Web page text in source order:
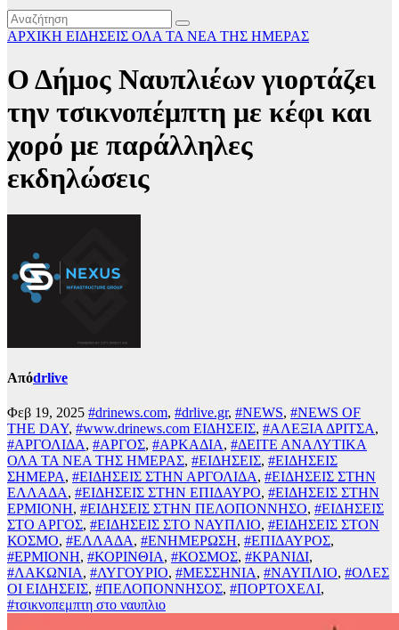
ΑΡΧΙΚΗ ΕΙΔΗΣΕΙΣ ΟΛΑ ΤΑ ΝΕΑ ΤΗΣ ΗΜΕΡΑΣ
Ο Δήμος Ναυπλιέων γιορτάζει
την τσικνοπέμπτη με κέφι και
χορό με παράλληλες
εκδηλώσεις
Απόdrlive
Φεβ 19, 2025 #drinews.com, #drlive.gr, #NEWS, #NEWS OF
THE DAY, #www.drinews.com ΕΙΔΗΣΕΙΣ, #ΑΛΕΞΙΑ ΔΡΙΤΣΑ,
#ΑΡΓΟΛΙΔΑ, #ΑΡΓΟΣ, #ΑΡΚΑΔΙΑ, #ΔΕΙΤΕ ΑΝΑΛΥΤΙΚΑ
ΟΛΑ ΤΑ ΝΕΑ ΤΗΣ ΗΜΕΡΑΣ, #ΕΙΔΗΣΕΙΣ, #ΕΙΔΗΣΕΙΣ
ΣΗΜΕΡΑ, #ΕΙΔΗΣΕΙΣ ΣΤΗΝ ΑΡΓΟΛΙΔΑ, #ΕΙΔΗΣΕΙΣ ΣΤΗΝ
ΕΛΛΑΔΑ, #ΕΙΔΗΣΕΙΣ ΣΤΗΝ ΕΠΙΔΑΥΡΟ, #ΕΙΔΗΣΕΙΣ ΣΤΗΝ
ΕΡΜΙΟΝΗ, #ΕΙΔΗΣΕΙΣ ΣΤΗΝ ΠΕΛΟΠΟΝΝΗΣΟ, #ΕΙΔΗΣΕΙΣ
ΣΤΟ ΑΡΓΟΣ, #ΕΙΔΗΣΕΙΣ ΣΤΟ ΝΑΥΠΛΙΟ, #ΕΙΔΗΣΕΙΣ ΣΤΟΝ
ΚΟΣΜΟ, #ΕΛΛΑΔΑ, #ΕΝΗΜΕΡΩΣΗ, #ΕΠΙΔΑΥΡΟΣ,
#ΕΡΜΙΟΝΗ, #ΚΟΡΙΝΘΙΑ, #ΚΟΣΜΟΣ, #ΚΡΑΝΙΔΙ,
#ΛΑΚΩΝΙΑ, #ΛΥΓΟΥΡΙΟ, #ΜΕΣΣΗΝΙΑ, #ΝΑΥΠΛΙΟ, #ΟΛΕΣ
ΟΙ ΕΙΔΗΣΕΙΣ, #ΠΕΛΟΠΟΝΝΗΣΟΣ, #ΠΟΡΤΟΧΕΛΙ,
#τσικνοπεμπτη στο ναυπλιο